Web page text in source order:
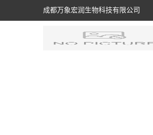
成都万象宏润生物科技有限公司